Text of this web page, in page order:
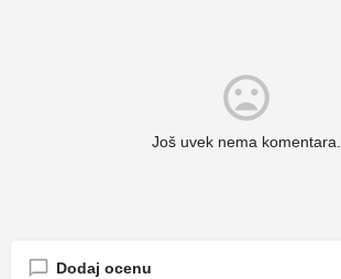
Još uvek nema komentara.
Dodaj ocenu